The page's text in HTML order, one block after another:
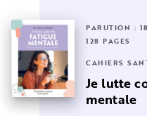
PARUTION :
128 PAGES
CAHIERS
Je lutte
mentale